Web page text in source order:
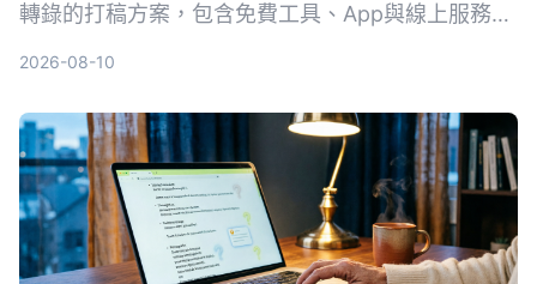
轉錄的打稿方案，包含免費工具、App與線上服務，
2026-08-10